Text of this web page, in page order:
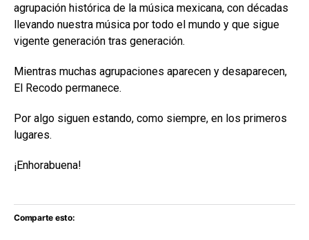
agrupación histórica de la música mexicana, con décadas
llevando nuestra música por todo el mundo y que sigue
vigente generación tras generación.
Mientras muchas agrupaciones aparecen y desaparecen,
El Recodo permanece.
Por algo siguen estando, como siempre, en los primeros
lugares.
¡Enhorabuena!
Comparte esto: